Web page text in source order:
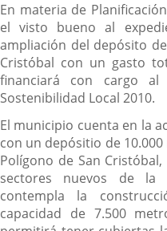
En materia de
el visto bueno al
ampliación del depósito
Cristóbal con un gasto
financiará con cargo
Sostenibilidad Local 2010.
El municipio cuenta en la
con un depósitio de
Polígono de San
sectores nuevos de la
contempla la
capacidad de 7.500